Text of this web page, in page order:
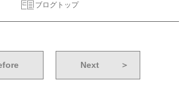
ブログトップ
Next ＞